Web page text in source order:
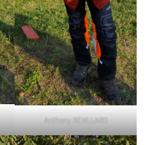
Anthony REVILLARD